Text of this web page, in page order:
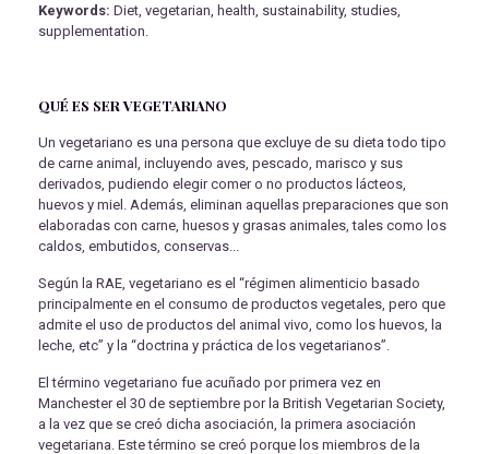
Keywords: Diet, vegetarian, health, sustainability, studies,
supplementation.
QUÉ ES SER VEGETARIANO
Un vegetariano es una persona que excluye de su dieta todo tipo
de carne animal, incluyendo aves, pescado, marisco y sus
derivados, pudiendo elegir comer o no productos lácteos,
huevos y miel. Además, eliminan aquellas preparaciones que son
elaboradas con carne, huesos y grasas animales, tales como los
caldos, embutidos, conservas...
Según la RAE, vegetariano es el “régimen alimenticio basado
principalmente en el consumo de productos vegetales, pero que
admite el uso de productos del animal vivo, como los huevos, la
leche, etc” y la “doctrina y práctica de los vegetarianos”.
El término vegetariano fue acuñado por primera vez en
Manchester el 30 de septiembre por la British Vegetarian Society,
a la vez que se creó dicha asociación, la primera asociación
vegetariana. Este término se creó porque los miembros de la